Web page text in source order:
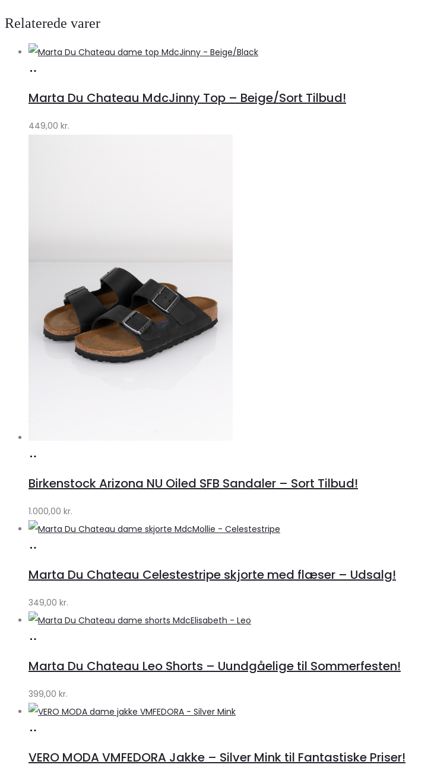
Relaterede varer
Klædeskabet.dk
Marta Du Chateau MdcJinny Top – Beige/Sort Tilbud!
449,00 kr.
Lykke
by
Lykke
Birkenstock Arizona NU Oiled SFB Sandaler – Sort Tilbud!
1.000,00 kr.
Klædeskabet.dk
Marta Du Chateau Celestestripe skjorte med flæser – Udsalg!
349,00 kr.
Klædeskabet.dk
Marta Du Chateau Leo Shorts – Uundgåelige til Sommerfesten!
399,00 kr.
Klædeskabet.dk
VERO MODA VMFEDORA Jakke – Silver Mink til Fantastiske Priser!